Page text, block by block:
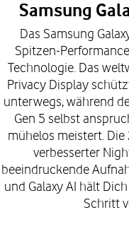
Samsung
Das Samsung
Spitzen-
Technologie. Das
Privacy Display
unterwegs, während
Gen 5 selbst
mühelos meistert.
verbesserter
beeindruckende
und Galaxy AI hält
Schritt